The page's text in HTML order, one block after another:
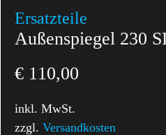
Ersatzteile
Außenspiegel 230
€ 110,00
inkl. MwSt.
zzgl.Versandkosten